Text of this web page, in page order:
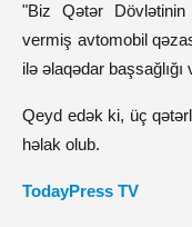
"Biz Qətər
vermiş avtomobil
ilə əlaqədar
Qeyd edək ki, üç
həlak olub.
TodayPress TV